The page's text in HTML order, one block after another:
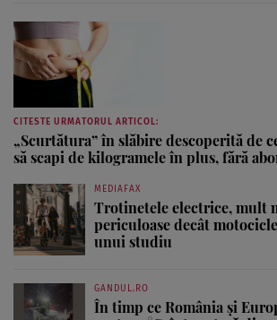
CITESTE URMATORUL ARTICOL:
„Scurtătura” în slăbire descoperită de
să scapi de kilogramele în plus, fără
MEDIAFAX
Trotinetele electrice, mult
periculoase decât
unui studiu
GANDUL.RO
În timp ce România și